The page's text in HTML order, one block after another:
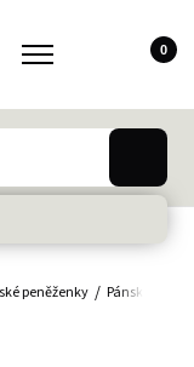
0
peněženky Pánské